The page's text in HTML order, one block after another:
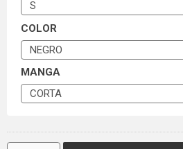
COLOR
MANGA